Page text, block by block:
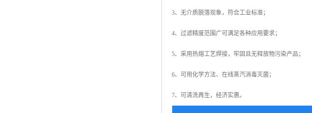
3、无介质脱落现象，符合工业标准；
4、过滤精度范围广可满足各种应用要求；
5、采用热熔工艺焊接，牢固且无释放物污染产品；
6、可用化学方法、在线蒸汽消毒灭菌；
7、可清洗再生，经济实惠。